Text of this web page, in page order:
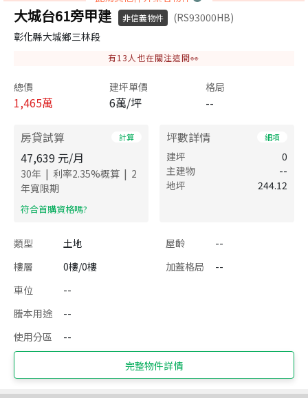
大城台61旁甲建 非信義物件
(RS93000HB)
彰化縣大城鄉三林段
有13 人也在關注這間👀
總價
1,465萬
建坪單價
6萬/坪
格局
--
房貸試算 計算
47,639 元/月
30年 | 利率2.35%概算 | 2
年寬限期
​符合首購資格嗎?
坪數詳情 細項
建坪
0
主建物
--
地坪
244.12
類型 土地 屋齡
--
樓層
0樓/0樓 加蓋格局
--
車位
--
謄本用途
--
使用分區
--
完整物件詳情